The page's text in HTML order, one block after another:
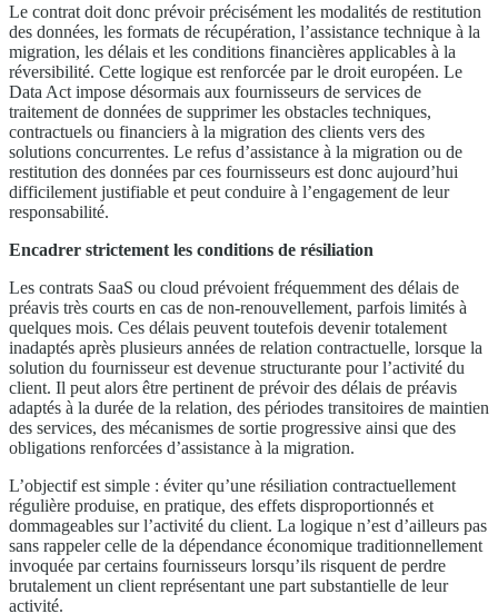
Le contrat doit donc prévoir précisément les modalités de restitution
des données, les formats de récupération, l’assistance technique à la
migration, les délais et les conditions financières applicables à la
réversibilité. Cette logique est renforcée par le droit européen. Le
Data Act impose désormais aux fournisseurs de services de
traitement de données de supprimer les obstacles techniques,
contractuels ou financiers à la migration des clients vers des
solutions concurrentes. Le refus d’assistance à la migration ou de
restitution des données par ces fournisseurs est donc aujourd’hui
difficilement justifiable et peut conduire à l’engagement de leur
responsabilité.
Encadrer strictement les conditions de résiliation
Les contrats SaaS ou cloud prévoient fréquemment des délais de
préavis très courts en cas de non-renouvellement, parfois limités à
quelques mois. Ces délais peuvent toutefois devenir totalement
inadaptés après plusieurs années de relation contractuelle, lorsque la
solution du fournisseur est devenue structurante pour l’activité du
client. Il peut alors être pertinent de prévoir des délais de préavis
adaptés à la durée de la relation, des périodes transitoires de maintien
des services, des mécanismes de sortie progressive ainsi que des
obligations renforcées d’assistance à la migration.
L’objectif est simple : éviter qu’une résiliation contractuellement
régulière produise, en pratique, des effets disproportionnés et
dommageables sur l’activité du client. La logique n’est d’ailleurs pas
sans rappeler celle de la dépendance économique traditionnellement
invoquée par certains fournisseurs lorsqu’ils risquent de perdre
brutalement un client représentant une part substantielle de leur
activité.